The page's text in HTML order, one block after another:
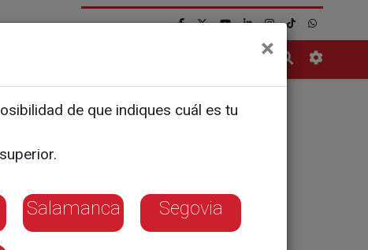
el
por un
×
de que indiques cuál es tu
Salamanca Segovia